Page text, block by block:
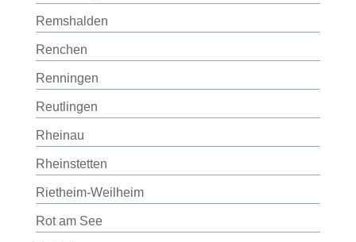
Remshalden
Renchen
Renningen
Reutlingen
Rheinau
Rheinstetten
Rietheim-Weilheim
Rot am See